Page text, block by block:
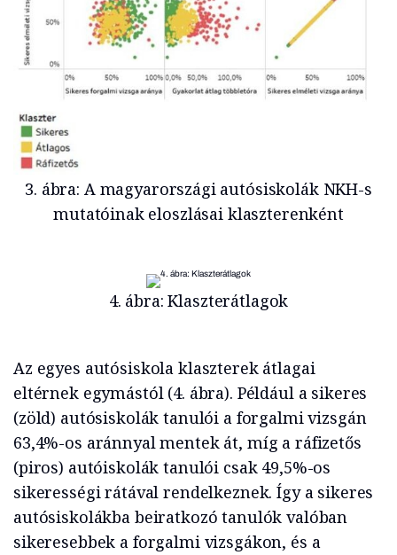
3. ábra: A magyarországi autósiskolák NKH-s
mutatóinak eloszlásai klaszterenként
4. ábra: Klaszterátlagok
Az egyes autósiskola klaszterek átlagai
eltérnek egymástól (4. ábra). Például a sikeres
(zöld) autósiskolák tanulói a forgalmi vizsgán
63,4%-os aránnyal mentek át, míg a ráfizetős
(piros) autóiskolák tanulói csak 49,5%-os
sikerességi rátával rendelkeznek. Így a sikeres
autósiskolákba beiratkozó tanulók valóban
sikeresebbek a forgalmi vizsgákon, és a